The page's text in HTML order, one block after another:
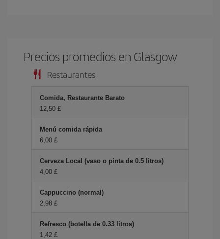
Precios promedios en Glasgow
Restaurantes
Comida, Restaurante Barato
12,50 £
Menú comida rápida
6,00 £
Cerveza Local (vaso o pinta de 0.5 litros)
4,00 £
Cappuccino (normal)
2,98 £
Refresco (botella de 0.33 litros)
1,42 £